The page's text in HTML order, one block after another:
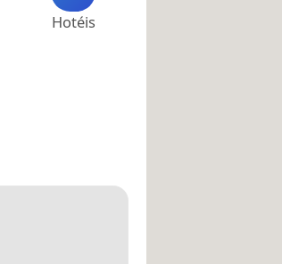
Hotéis